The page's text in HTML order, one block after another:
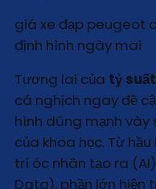
giá xe đạp peugeot
định hình ngày mai
Tương lai của tỷ
cá nghịch ngay đề
hình dũng mạnh vày
của khoa học. Từ
trí óc nhân tạo ra
Data), phần lớn hiện